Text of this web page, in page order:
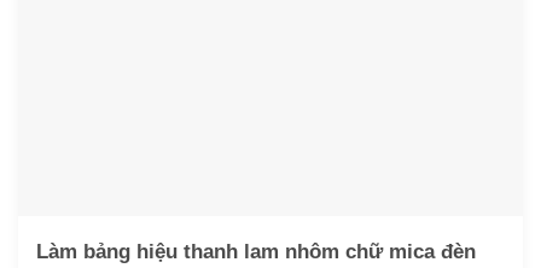
Làm bảng hiệu thanh lam nhôm chữ mica đèn